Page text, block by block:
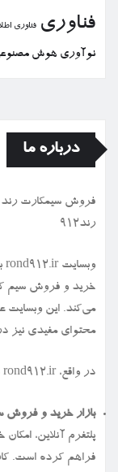
فناوری فناوری
نوآوری هوش
درباره ما
فروش سیمكارت رند
رند912
می‌کند. این وبسایت
محتوای مفیدی نیز
در واقع، rond912.ir دو جنبه اصلی دارد:
بازار خرید و فروش
پلتفرم آنلاین،
فراهم کرده است.